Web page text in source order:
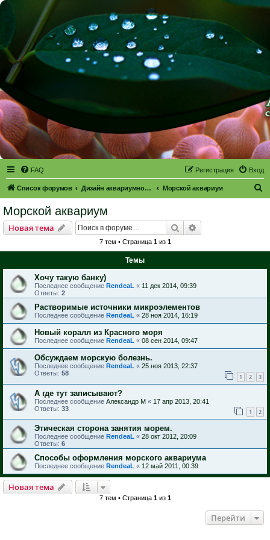
FAQ Вход
Регистрация
Список форумов Дизайн аквариумного пространства Морской аквариум
Морской аквариум
Новая тема Поиск
7 тем • Страница 1из 1
Темы
Хочу такую банку)
Последнее сообщение RendeaL « 11 дек 2014, 09:39
Ответы: 2
Растворимые источники микроэлементов
Последнее сообщение RendeaL « 28 ноя 2014, 16:19
Новый коралл из Красного моря
Последнее сообщение RendeaL « 08 сен 2014, 09:47
Обсуждаем морскую болезнь.
Последнее сообщение RendeaL « 25 ноя 2013, 22:37
Ответы: 58 1 2 3
А где тут записывают?
Последнее сообщение Александр М « 17 апр 2013, 20:41
Ответы: 33 1 2
Этическая сторона занятия морем.
Последнее сообщение RendeaL « 28 окт 2012, 20:09
Ответы: 6
Способы оформления морского аквариума
Последнее сообщение RendeaL « 12 май 2011, 00:39
Новая тема
7 тем • Страница 1из 1
Перейти